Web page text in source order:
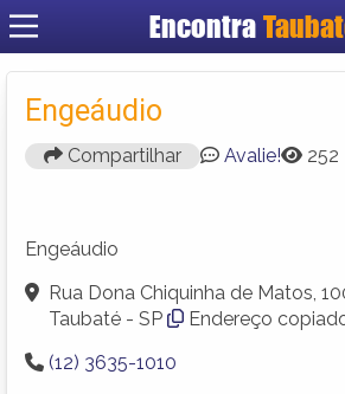
Encontra
Cadastrar
Engeáudio
Compartilhar Avalie! 252
Engeáudio
Rua Dona Chiquinha de Matos,
Taubaté - SP
Endereço
(12) 3635-1010